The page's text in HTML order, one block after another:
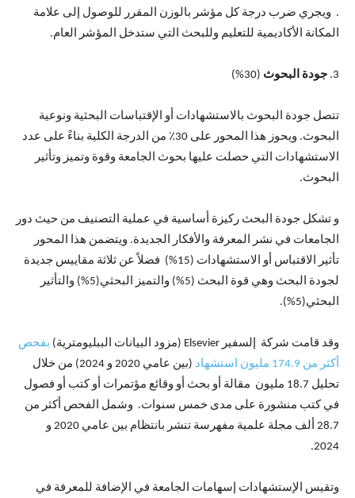
. ويجري ضرب درجة كل مؤشر بالوزن المقرر للوصول إلى علامة
المكانة الأكاديمية للتعليم وللبحث التي ستدخل المؤشر العام.
3. جودة البحوث (30%)
تتصل جودة البحوث بالاستشهادات أو الإقتباسات البحثية ونوعية
البحوث. ويحوز هذا المحور على 30٪ من الدرجة الكلية بناءً على عدد
الاستشهادات التي حصلت عليها بحوث الجامعة وقوة وتميز وتأثير
البحوث.
و تشكل جودة البحث ركيزة أساسية في عملية التصنيف من حيث دور
الجامعات في نشر المعرفة والأفكار الجديدة. ويتضمن هذا المحور
تأثير الاقتباس أو الاستشهادات (15%) فضلاً عن ثلاثة مقاييس جديدة
لجودة البحث وهي قوة البحث (5%) والتميز البحثي(5%) والتأثير
البحثي(5%).
وقد قامت شركة إلسفير Elsevier (مزود البيانات الببليومترية)
بفحص
أكثر من 174.9 مليون استشهاد
(بين عامي 2020 و 2024) من خلال
تحليل 18.7 مليون مقالة أو بحث أو وقائع مؤتمرات أو كتب أو فصول
في كتب منشورة على مدى خمس سنوات. وشمل الفحص أكثر من
28.7 ألف مجلة علمية مفهرسة تنشر بانتظام بين عامي 2020 و
2024.
وتقيس الإستشهادات إسهامات الجامعة في الإضافة للمعرفة في